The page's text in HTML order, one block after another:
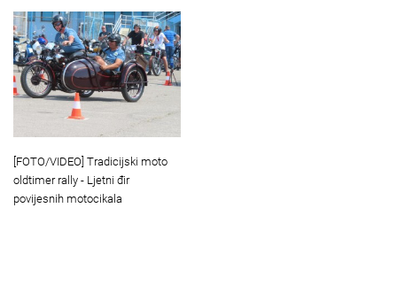
[FOTO/VIDEO] Tradicijski moto
oldtimer rally - Ljetni đir
povijesnih motocikala